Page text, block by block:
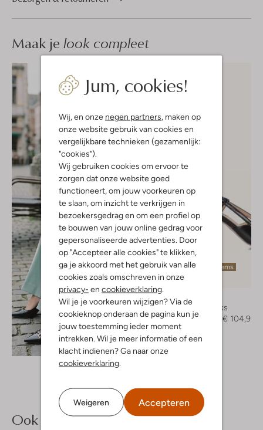
Jum, cookies!
Wij, en onze negen partners, maken op
onze website gebruik van cookies en
vergelijkbare technieken (gezamenlijk:
"cookies").
Wij gebruiken cookies om ervoor te
zorgen dat onze website goed
functioneert, om jouw voorkeuren op
te slaan, om inzicht te verkrijgen in
bezoekersgedrag en om een profiel op
te bouwen van jouw online gedrag voor
gepersonaliseerde advertenties. Door
op "Accepteer alle cookies" te klikken,
ga je akkoord met het gebruik van alle
cookies zoals omschreven in onze
privacy- en cookieverklaring.
Wil je je voorkeuren wijzigen? Via de
cookieknop onderaan de pagina kun je
jouw toestemming ieder moment
intrekken. Wil je meer informatie of een
klacht indienen? Ga naar onze
cookieverklaring.
Weigeren Accepteren
Maak je look compleet
Ontdek de look
Laatste items
Notre-V
Slingbacks
€ 149,99
€ 104,99
Ook iets voor jou?